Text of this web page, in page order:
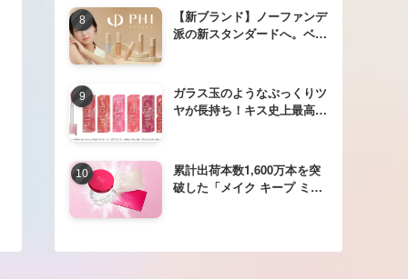
【新ブランド】ノーファンデ
派の新スタンダードへ。ベー
ィ）」誕生
ガラス玉のようなぷっくりツ
ヤが長持ち！キス史上最高厚
プ”が新登場
累計出荷本数1,600万本を突
破した「メイク キープ ミス